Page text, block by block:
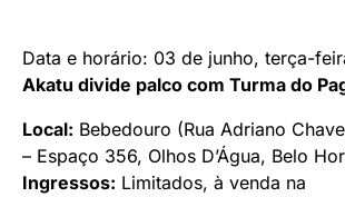
Data e horário: 03 de junho, terça-
Akatu divide palco com Turma do
Local: Bebedouro (Rua Adriano
– Espaço 356, Olhos D’Água, Belo
Ingressos: Limitados, à venda na